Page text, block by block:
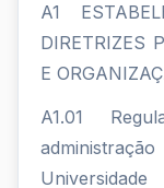
A1
DIRETRIZES
E
A1.01
Universidade